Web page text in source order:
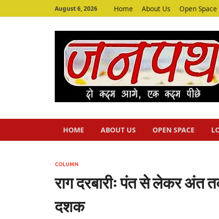
August 6, 2026 Home About Us Open Space
HOME ABOUT US OPEN SPACE
COLUMN
राग दरबारीः पंत से लेकर अंत
दशक